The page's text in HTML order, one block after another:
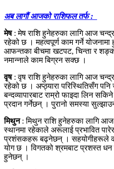
अब लागौं आजको राशिफल तर्फ :
मेष: मेष राशि हुनेहरुका लागि आज
रहेको छ । महत्वपूर्ण काम गर्ने
आफन्तका बीचमा खटपट, चिन्ता र
नमान्नाले काम बिग्रन सक्छ ।
वृष: वृष राशि हुनेहरुका लागि आज
रहेको छ । अप्ठ्यारा परिस्थितिसँग
बन्दव्यापारबाट राम्रो फाइदा लिन
प्रदान गर्नेछन् । पुरानो समस्या
मिथुन: मिथुन राशि हुनेहरुका लागि आज
स्थानमा रहेकाले अरूलाई प्रभावित
प्रशंसकहरू बढ्नेछन् । सहयोगीहरूले
योग छ । विगतको श्रमबाट प्रशस्त
हुनेछन् ।